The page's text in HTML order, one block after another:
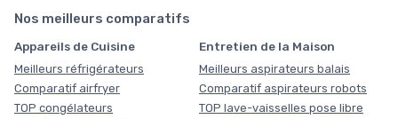
Nos meilleurs comparatifs
Appareils de Cuisine
Meilleurs réfrigérateurs
Comparatif airfryer
TOP congélateurs
Entretien de la Maison
Meilleurs aspirateurs balais
Comparatif aspirateurs robots
TOP lave-vaisselles pose libre